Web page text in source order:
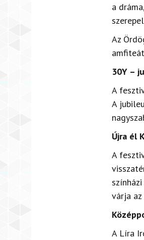
a
Az
30Y –
A
A
Újra él
A
várja
A Líra